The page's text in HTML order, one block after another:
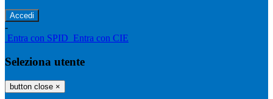
-
Entra con SPID Entra con CIE
Seleziona utente
button close ×